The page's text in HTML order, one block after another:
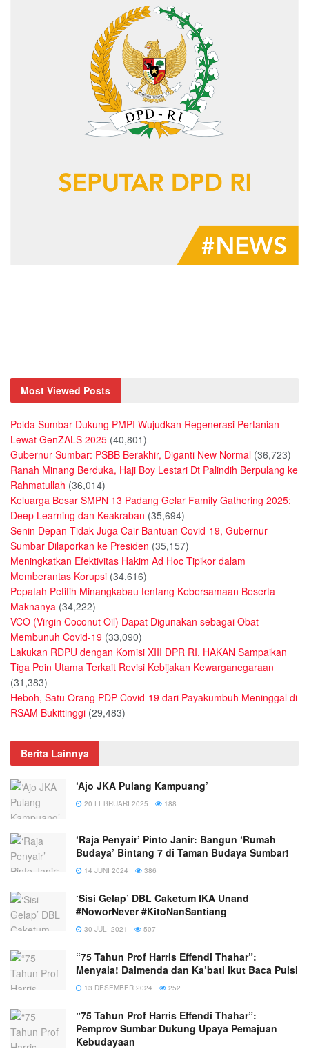
Most Viewed Posts
Polda Sumbar Dukung PMPI Wujudkan Regenerasi Pertanian
Lewat GenZALS 2025 (40,801)
Gubernur Sumbar: PSBB Berakhir, Diganti New Normal (36,723)
Ranah Minang Berduka, Haji Boy Lestari Dt Palindih Berpulang ke
Rahmatullah (36,014)
Keluarga Besar SMPN 13 Padang Gelar Family Gathering 2025:
Deep Learning dan Keakraban (35,694)
Senin Depan Tidak Juga Cair Bantuan Covid-19, Gubernur
Sumbar Dilaporkan ke Presiden (35,157)
Meningkatkan Efektivitas Hakim Ad Hoc Tipikor dalam
Memberantas Korupsi (34,616)
Pepatah Petitih Minangkabau tentang Kebersamaan Beserta
Maknanya (34,222)
VCO (Virgin Coconut Oil) Dapat Digunakan sebagai Obat
Membunuh Covid-19 (33,090)
Lakukan RDPU dengan Komisi XIII DPR RI, HAKAN Sampaikan
Tiga Poin Utama Terkait Revisi Kebijakan Kewarganegaraan
(31,383)
Heboh, Satu Orang PDP Covid-19 dari Payakumbuh Meninggal di
RSAM Bukittinggi (29,483)
Berita Lainnya
‘Ajo JKA Pulang Kampuang’
20 FEBRUARI 2025 188
‘Raja Penyair’ Pinto Janir: Bangun ‘Rumah
Budaya’ Bintang 7 di Taman Budaya Sumbar!
14 JUNI 2024 386
‘Sisi Gelap’ DBL Caketum IKA Unand
#NoworNever #KitoNanSantiang
30 JULI 2021 507
“75 Tahun Prof Harris Effendi Thahar”:
Menyala! Dalmenda dan Ka’bati Ikut Baca Puisi
13 DESEMBER 2024 252
“75 Tahun Prof Harris Effendi Thahar”:
Pemprov Sumbar Dukung Upaya Pemajuan
Kebudayaan